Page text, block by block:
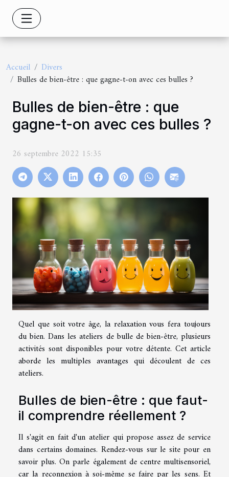
Accueil
Divers
Bulles de bien-être : que gagne-t-on avec ces bulles ?
Bulles de bien-être : que
gagne-t-on avec ces bulles ?
26 septembre 2022 15:35
Quel que soit votre âge, la relaxation vous fera toujours
du bien. Dans les ateliers de bulle de bien-être, plusieurs
activités sont disponibles pour votre détente. Cet article
aborde les multiples avantages qui découlent de ces
ateliers.
Bulles de bien-être : que faut-
il comprendre réellement ?
Il s'agit en fait d'un atelier qui propose assez de service
dans certains domaines. Rendez-vous sur le sitepour en
savoir plus. On parle également de centre multisensoriel,